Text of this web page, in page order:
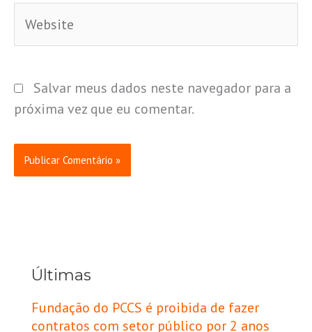
Salvar meus dados neste navegador para a
próxima vez que eu comentar.
Últimas
Fundação do PCCS é proibida de fazer
contratos com setor público por 2 anos